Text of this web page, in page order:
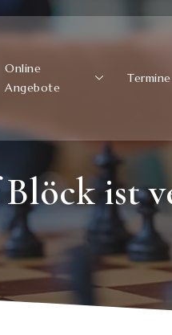
Online
Angebote
Termine
ist